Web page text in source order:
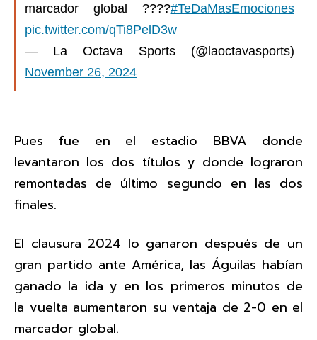
marcador global ????#TeDaMasEmociones
pic.twitter.com/qTi8PelD3w
— La Octava Sports (@laoctavasports)
November 26, 2024
Pues fue en el estadio BBVA donde
levantaron los dos títulos y donde lograron
remontadas de último segundo en las dos
finales.
El clausura 2024 lo ganaron después de un
gran partido ante América, las Águilas habían
ganado la ida y en los primeros minutos de
la vuelta aumentaron su ventaja de 2-0 en el
marcador global.